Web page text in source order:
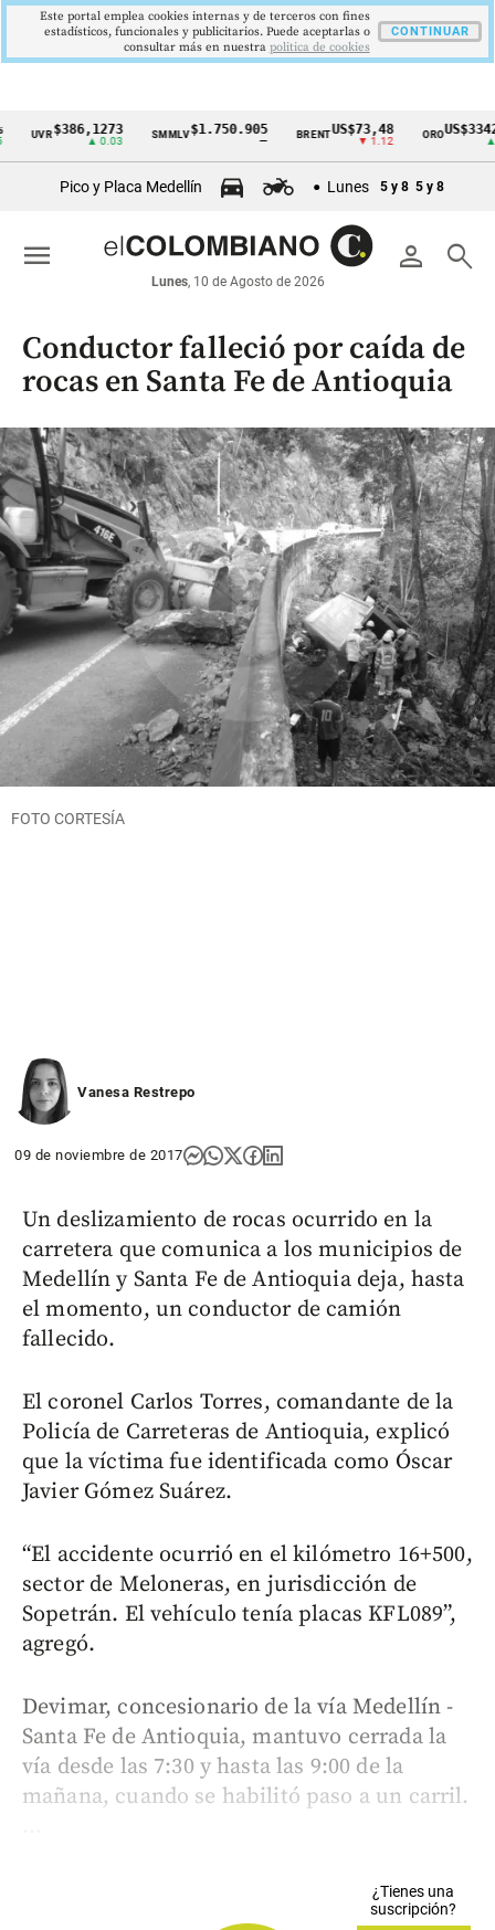
Cintillo
económicos
Colombia
UVR $386,1273
▲ 0.03
SMMLV$1.750.905 BRENTUS$73,48
▼ 1.12
ORO US$3342,60
▲ 8.20
Pico y Placa Medellín Lunes 5 y 8 5 y 8
person search
Lunes, 10 de Agosto de 2026
menu
Conductor falleció por caída de
rocas en Santa Fe de Antioquia
FOTO CORTESÍA
Vanesa Restrepo
09 de noviembre de 2017
Un deslizamiento de rocas ocurrido en la
carretera que comunica a los municipios de
Medellín y Santa Fe de Antioquia deja, hasta
el momento, un conductor de camión
fallecido.
El coronel Carlos Torres, comandante de la
Policía de Carreteras de Antioquia, explicó
que la víctima fue identificada como Óscar
Javier Gómez Suárez.
“El accidente ocurrió en el kilómetro 16+500,
sector de Meloneras, en jurisdicción de
Sopetrán. El vehículo tenía placas KFL089”,
agregó.
Devimar, concesionario de la vía Medellín -
Santa Fe de Antioquia, mantuvo cerrada la
vía desde las 7:30 y hasta las 9:00 de la
mañana, cuando se habilitó paso a un carril.
¿Tienes una
suscripción?
Este portal emplea cookies internas y de terceros con fines
estadísticos, funcionales y publicitarios. Puede aceptarlas o
consultar más en nuestra politica de cookies
CONTINUAR